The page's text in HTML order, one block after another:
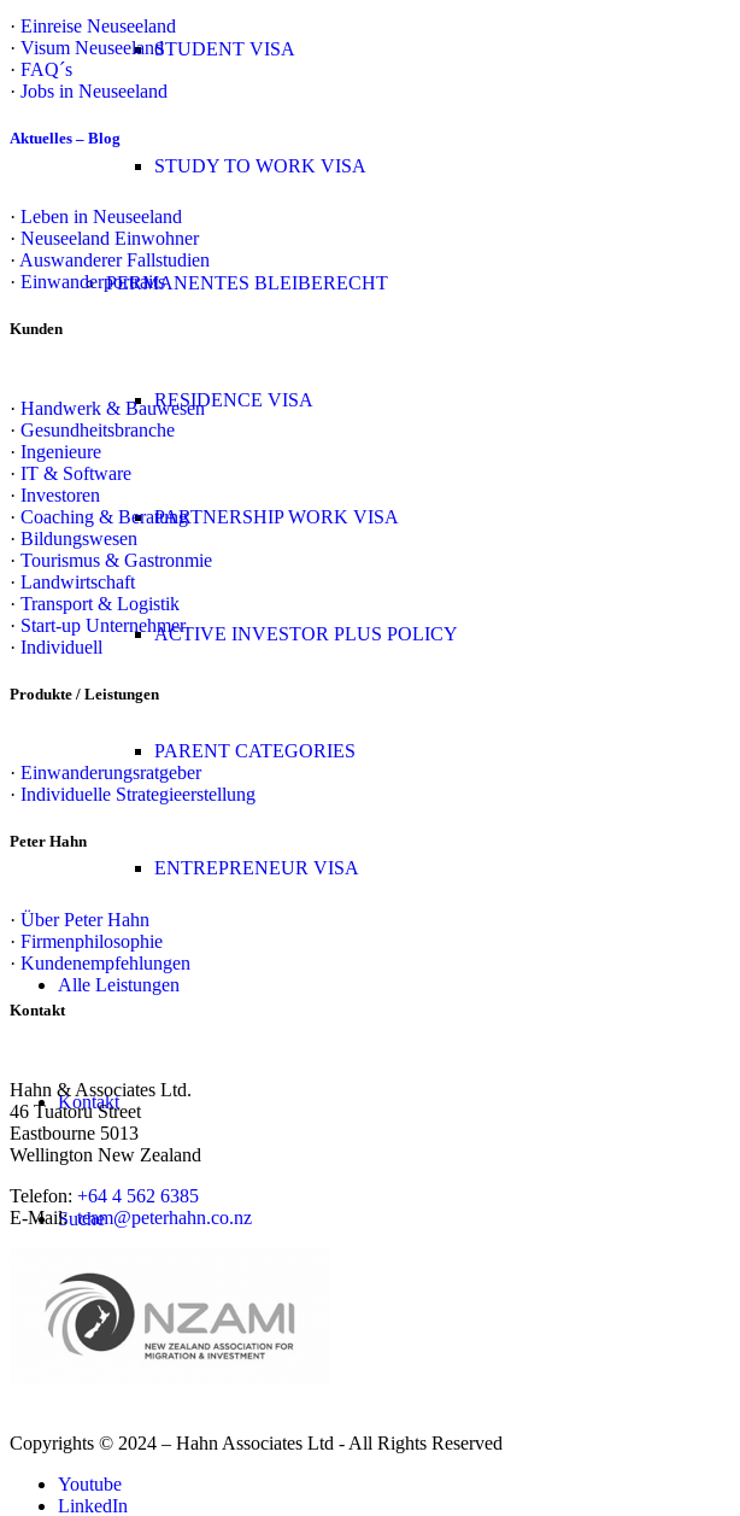
STUDENT VISA
STUDY TO WORK VISA
PERMANENTES BLEIBERECHT
RESIDENCE VISA
PARTNERSHIP WORK VISA
ACTIVE INVESTOR PLUS POLICY
PARENT CATEGORIES
ENTREPRENEUR VISA
Alle Leistungen
Kontakt
Suche
Menü Menü
· Einreise Neuseeland
· Visum Neuseeland
· FAQ´s
· Jobs in Neuseeland
Aktuelles – Blog
· Leben in Neuseeland
· Neuseeland Einwohner
· Auswanderer Fallstudien
· Einwanderportraits
Kunden
· Handwerk & Bauwesen
· Gesundheitsbranche
· Ingenieure
· IT & Software
· Investoren
· Coaching & Beratung
· Bildungswesen
· Tourismus & Gastronmie
· Landwirtschaft
· Transport & Logistik
· Start-up Unternehmer
· Individuell
Produkte / Leistungen
· Einwanderungsratgeber
· Individuelle Strategieerstellung
Peter Hahn
· Über Peter Hahn
· Firmenphilosophie
· Kundenempfehlungen
Kontakt
Hahn & Associates Ltd.
46 Tuatoru Street
Eastbourne 5013
Wellington New Zealand
Telefon: +64 4 562 6385
E-Mail: team@peterhahn.co.nz
Copyrights © 2024 – Hahn Associates Ltd - All Rights Reserved
Youtube
LinkedIn